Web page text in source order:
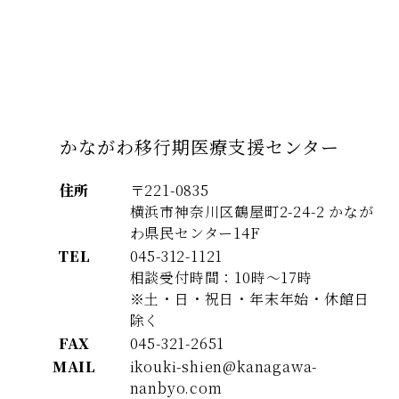
かながわ移行期医療支援センター
住所
〒221-0835
横浜市神奈川区鶴屋町2-24-2 かなが
わ県民センター14F
TEL
045-312-1121
相談受付時間：10時～17時
※土・日・祝日・年末年始・休館日
除く
FAX
045-321-2651
MAIL
ikouki-shien@kanagawa-
nanbyo.com